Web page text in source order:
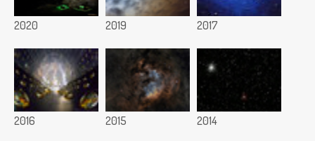
2020 2019 2017
2016 2015 2014